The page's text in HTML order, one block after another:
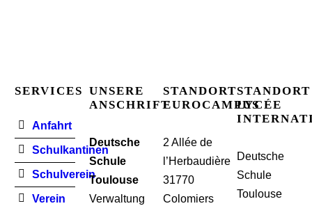
SERVICES
Anfahrt
Schulkantinen
Schulverein
Verein
UNSERE
ANSCHRIFT
Deutsche
Schule
Toulouse
Verwaltung
STANDORT
EUROCAMPUS
2 Allée de
l’Herbaudière
31770
Colomiers
STANDORT
LYCÉE
Deutsche
Schule
Toulouse